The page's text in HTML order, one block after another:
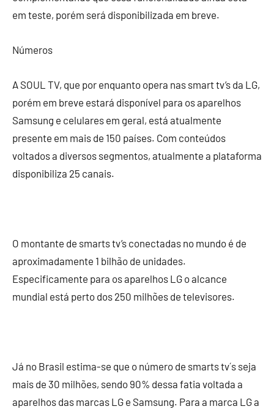
em teste, porém será disponibilizada em breve.
Números
A SOUL TV, que por enquanto opera nas smart tv’s da LG,
porém em breve estará disponível para os aparelhos
Samsung e celulares em geral, está atualmente
presente em mais de 150 países. Com conteúdos
voltados a diversos segmentos, atualmente a plataforma
disponibiliza 25 canais.
O montante de smarts tv’s conectadas no mundo é de
aproximadamente 1 bilhão de unidades.
Especificamente para os aparelhos LG o alcance
mundial está perto dos 250 milhões de televisores.
Já no Brasil estima-se que o número de smarts tv´s seja
mais de 30 milhões, sendo 90% dessa fatia voltada a
aparelhos das marcas LG e Samsung. Para a marca LG a